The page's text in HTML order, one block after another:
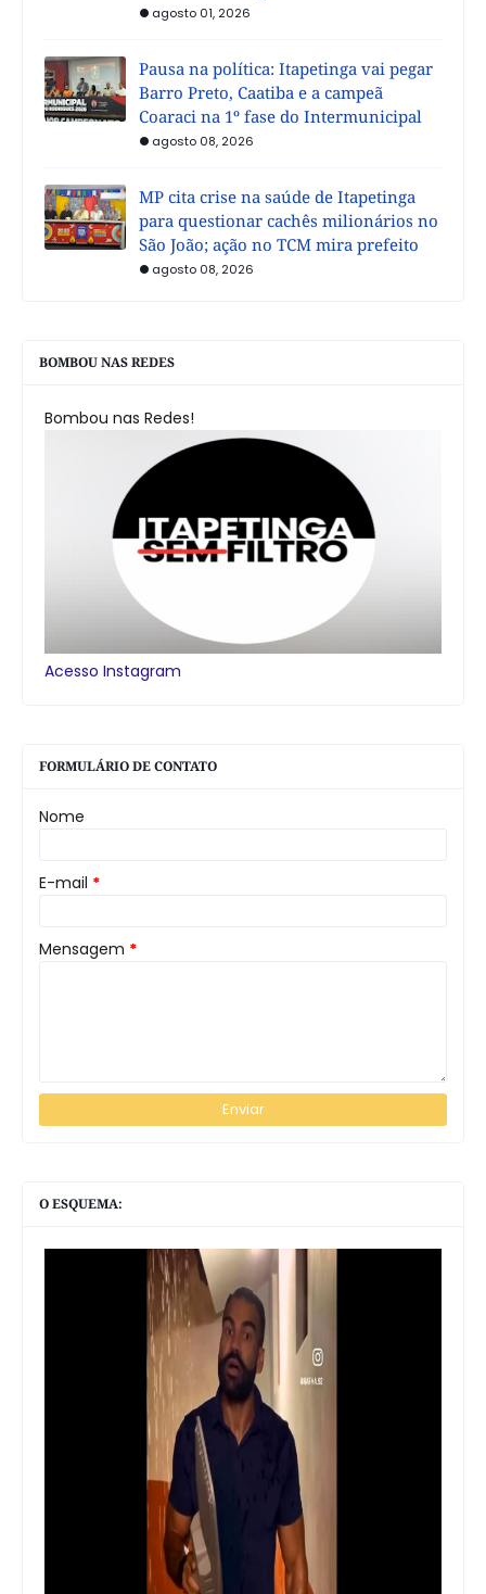
agosto 01, 2026
Pausa na política: Itapetinga vai pegar
Barro Preto, Caatiba e a campeã
Coaraci na 1º fase do Intermunicipal
agosto 08, 2026
MP cita crise na saúde de Itapetinga
para questionar cachês milionários no
São João; ação no TCM mira prefeito
agosto 08, 2026
BOMBOU NAS REDES
Bombou nas Redes!
Acesso Instagram
FORMULÁRIO DE CONTATO
Nome
E-mail *
Mensagem *
O ESQUEMA: